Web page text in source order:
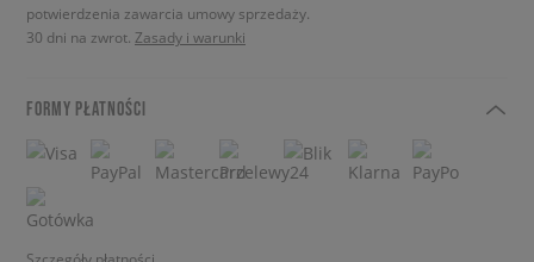
potwierdzenia zawarcia umowy sprzedaży.
30 dni na zwrot. Zasady i warunki
FORMY PŁATNOŚCI